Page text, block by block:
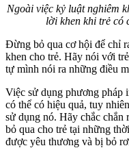
Ngoài việc kỷ luật nghiêm
lời khen khi trẻ có
Đừng bỏ qua cơ hội để chỉ
khen cho trẻ. Hãy nói với
tự mình nói ra những điều
Việc sử dụng phương pháp
có thể có hiệu quả, tuy
sử dụng nó. Hãy chắc chắn
bỏ qua cho trẻ tại những
được yêu thương và bị bỏ